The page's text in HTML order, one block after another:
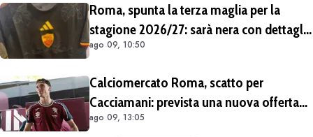
Roma, spunta la terza maglia per la
stagione 2026/27: sarà nera con dettagli
giallorossi
ago 09, 10:50
Calciomercato Roma, scatto per
Cacciamani: prevista una nuova offerta
tra oggi e domani
ago 09, 13:05